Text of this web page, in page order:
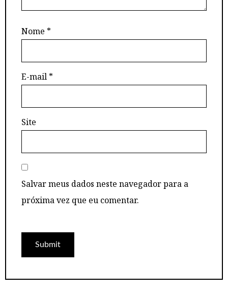
Nome *
E-mail *
Site
Salvar meus dados neste navegador para a
próxima vez que eu comentar.